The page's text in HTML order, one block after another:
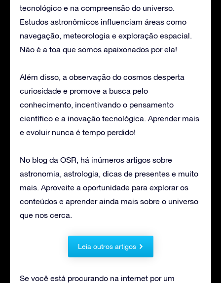
tecnológico e na compreensão do universo.
Estudos astronômicos influenciam áreas como
navegação, meteorologia e exploração espacial.
Não é a toa que somos apaixonados por ela!
Além disso, a observação do cosmos desperta
curiosidade e promove a busca pelo
conhecimento, incentivando o pensamento
científico e a inovação tecnológica. Aprender mais
e evoluir nunca é tempo perdido!
No blog da OSR, há inúmeros artigos sobre
astronomia, astrologia, dicas de presentes e muito
mais. Aproveite a oportunidade para explorar os
conteúdos e aprender ainda mais sobre o universo
que nos cerca.
Leia outros artigos
Se você está procurando na internet por um